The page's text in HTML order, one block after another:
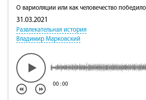
О вариоляции или как человечество
31.03.2021
Развлекательная история
Владимир Марковский
00:00